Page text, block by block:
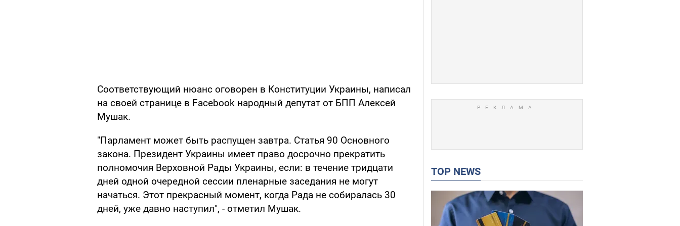
Соответствующий нюанс оговорен в Конституции Украины, написал
на своей странице в Facebook народный депутат от БПП Алексей
Мушак.
"Парламент может быть распущен завтра. Статья 90 Основного
закона. Президент Украины имеет право досрочно прекратить
полномочия Верховной Рады Украины, если: в течение тридцати
дней одной очередной сессии пленарные заседания не могут
начаться. Этот прекрасный момент, когда Рада не собиралась 30
дней, уже давно наступил", - отметил Мушак.
TOP NEWS